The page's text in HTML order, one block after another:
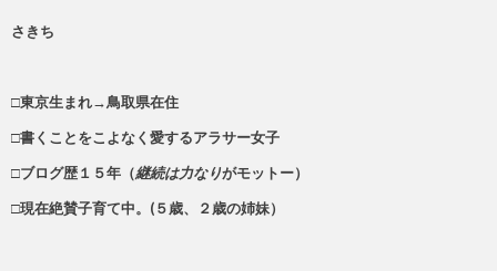
さきち
□東京生まれ→鳥取県在住
□書くことをこよなく愛するアラサー女子
□ブログ歴１５年（継続は力なりがモットー）
□現在絶賛子育て中。(５歳、２歳の姉妹）